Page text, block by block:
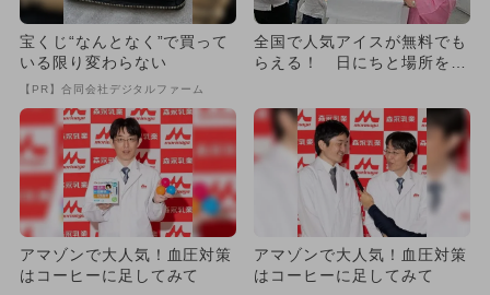
宝くじ“なんとなく”で買って
いる限り変わらない
【PR】合同会社デジタルファーム
全国で人気アイスが無料でも
らえる！ 日にちと場所を一
アマゾンで大人気！血圧対策
はコーヒーに足してみて
アマゾンで大人気！血圧対策
はコーヒーに足してみて